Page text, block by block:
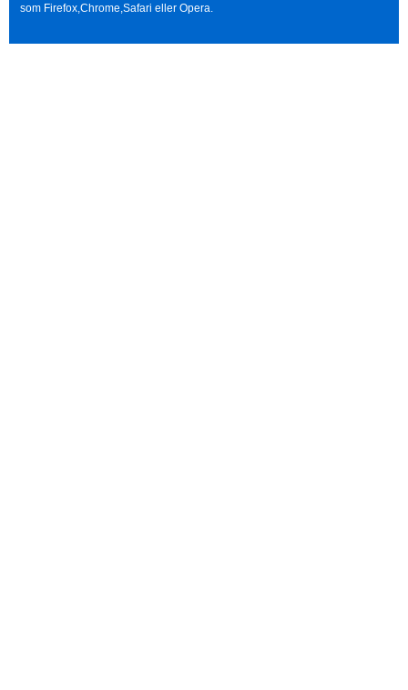
som Firefox,Chrome,Safari eller Opera.